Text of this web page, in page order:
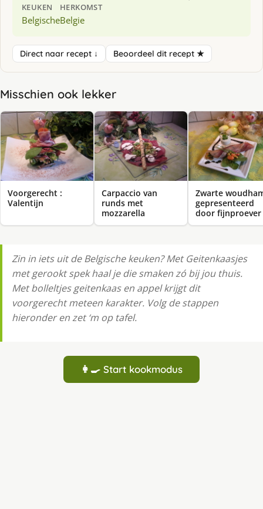
KEUKEN
Belgische
HERKOMST
Belgie
Direct naar recept ↓ Beoordeel dit recept ★
Misschien ook lekker
Voorgerecht :
Valentijn
Carpaccio van
runds met
mozzarella
Zwarte
gepresenteerd
door fijnproever
Zin in iets uit de Belgische keuken? Met Geitenkaasjes
met gerookt spek haal je die smaken zó bij jou thuis.
Met bolleltjes geitenkaas en appel krijgt dit
voorgerecht meteen karakter. Volg de stappen
hieronder en zet ‘m op tafel.
👩‍🍳 Start kookmodus